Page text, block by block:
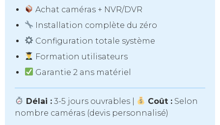
Achat caméras + NVR/DVR
Installation complète du zéro
Configuration totale système
Formation utilisateurs
Garantie 2 ans matériel
Délai : 3-5 jours ouvrables | Coût : Selon
nombre caméras (devis personnalisé)